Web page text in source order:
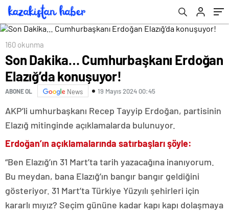
160 okunma
Son Dakika… Cumhurbaşkanı Erdoğan
Elazığ’da konuşuyor!
ABONE OL News 19 Mayıs 2024 00:45
AKP’li umhurbaşkanı Recep Tayyip Erdoğan, partisinin
Elazığ mitinginde açıklamalarda bulunuyor.
Erdoğan’ın açıklamalarında satırbaşları şöyle:
“Ben Elazığ’ın 31 Mart’ta tarih yazacağına inanıyorum.
Bu meydan, bana Elazığ’ın bangır bangır geldiğini
gösteriyor. 31 Mart’ta Türkiye Yüzyılı şehirleri için
kararlı mıyız? Seçim gününe kadar kapı kapı dolaşmaya